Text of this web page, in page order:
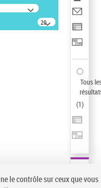
20
résultats/page
Tous
(1)
le contrôle sur ceux que vous